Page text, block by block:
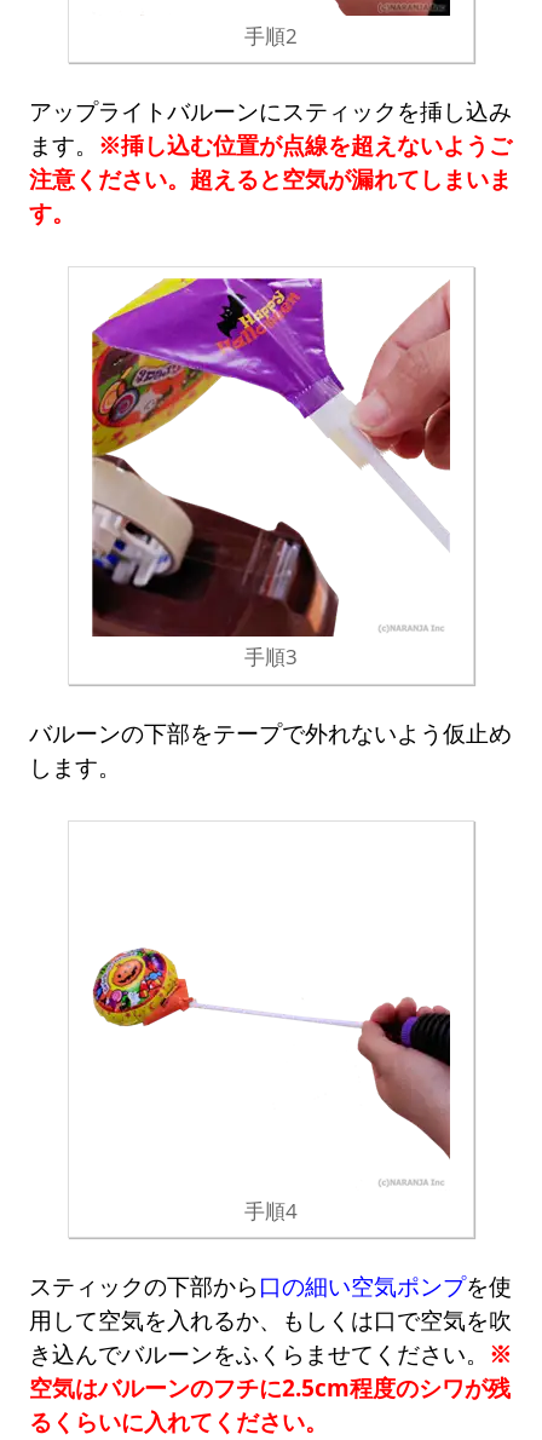
手順2
アップライトバルーンにスティックを挿し込み
ます。 ※挿し込む位置が点線を超えないようご
注意ください。超えると空気が漏れてしまいま
す。
手順3
バルーンの下部をテープで外れないよう仮止め
します。
手順4
スティックの下部から 口の細い空気ポンプを使
用して空気を入れるか、もしくは口で空気を吹
き込んでバルーンをふくらませてください。 ※
空気はバルーンのフチに2.5cm程度のシワが残
るくらいに入れてください。